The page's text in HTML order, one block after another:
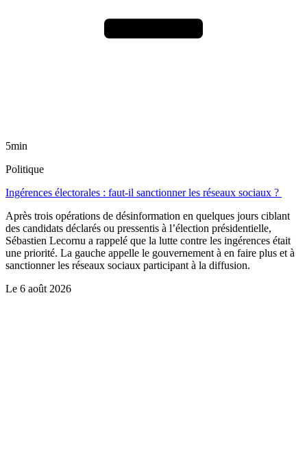
5min
Politique
Ingérences électorales : faut-il sanctionner les réseaux sociaux ?
Après trois opérations de désinformation en quelques jours ciblant
des candidats déclarés ou pressentis à l’élection présidentielle,
Sébastien Lecornu a rappelé que la lutte contre les ingérences était
une priorité. La gauche appelle le gouvernement à en faire plus et à
sanctionner les réseaux sociaux participant à la diffusion.
Le 6 août 2026